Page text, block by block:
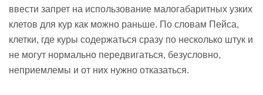
ввести запрет на использование малогабаритных узких
клетов для кур как можно раньше. По словам Пейса,
клетки, где куры содержаться сразу по несколько штук и
не могут нормально передвигаться, безусловно,
неприемлемы и от них нужно отказаться.